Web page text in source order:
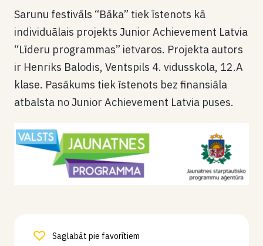
Sarunu festivāls “Bāka” tiek īstenots kā
individuālais projekts Junior Achievement Latvia
“Līderu programmas” ietvaros. Projekta autors
ir Henriks Balodis, Ventspils 4. vidusskola, 12.A
klase. Pasākums tiek īstenots bez finansiāla
atbalsta no Junior Achievement Latvia puses.
Saglabāt pie favorītiem